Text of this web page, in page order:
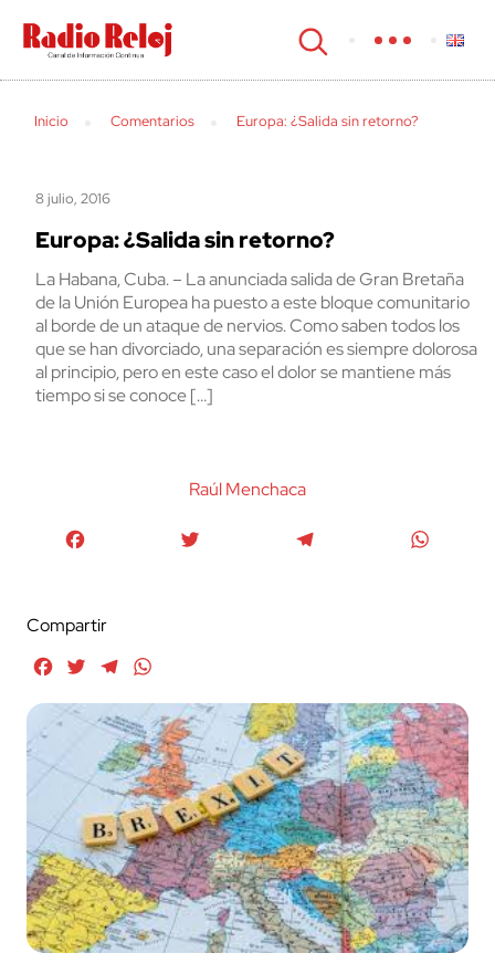
cerrar
Inicio Comentarios Europa: ¿Salida sin retorno?
8 julio, 2016
Europa: ¿Salida sin retorno?
La Habana, Cuba. – La anunciada salida de Gran Bretaña
de la Unión Europea ha puesto a este bloque comunitario
al borde de un ataque de nervios. Como saben todos los
que se han divorciado, una separación es siempre dolorosa
al principio, pero en este caso el dolor se mantiene más
tiempo si se conoce […]
Raúl Menchaca
Compartir
FacebookTwitterTelegram